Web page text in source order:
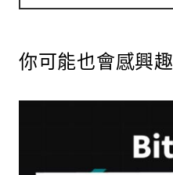
你可能也會感興趣